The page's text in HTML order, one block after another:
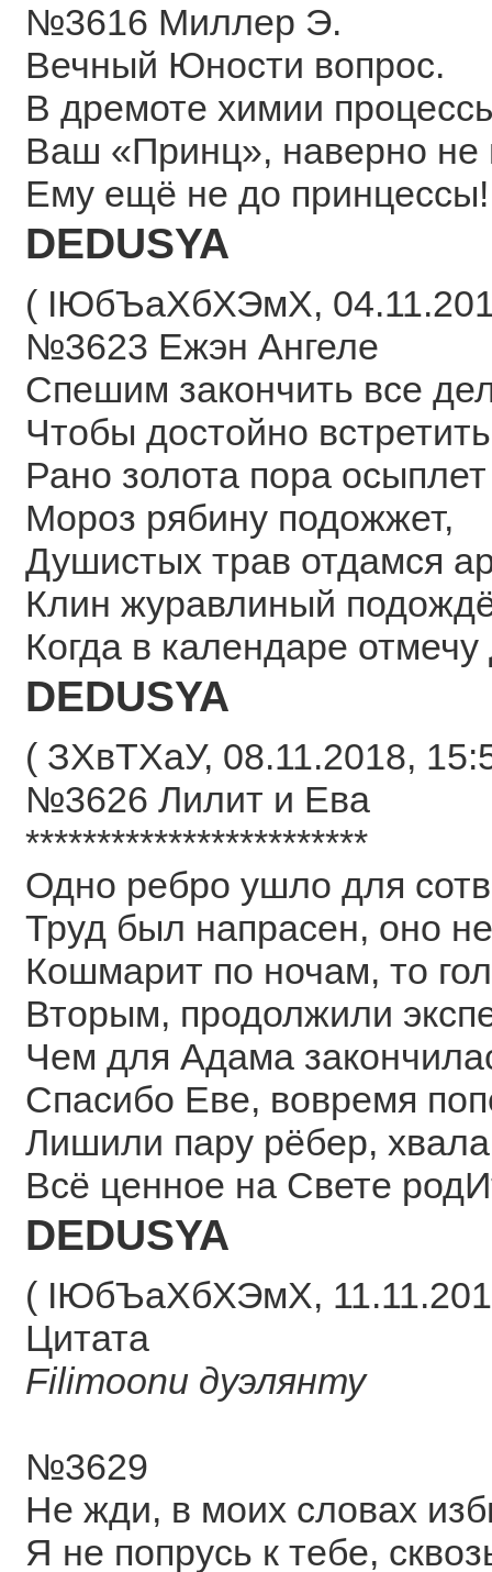
№3616 Миллер Э.
Вечный Юности вопрос.
В дремоте химии
Ваш «Принц», наверно не
Ему ещё не до принцессы!
DEDUSYA
( ІЮбЪаХбХЭмХ,
№3623 Ежэн Ангеле
Спешим закончить все
Чтобы достойно
Рано золота пора
Мороз рябину подожжет,
Душистых трав отдамся
Клин журавлиный
Когда в календаре отмечу
DEDUSYA
( ЗХвТХаУ, 08.11.2018,
№3626 Лилит и Ева
************************
Одно ребро ушло для
Труд был напрасен, оно
Кошмарит по ночам, то
Вторым, продолжили
Чем для Адама
Спасибо Еве, вовремя
Лишили пару рёбер,
Всё ценное на Свете
DEDUSYA
( ІЮбЪаХбХЭмХ,
Цитата
Filimoonu дуэлянту
№3629
Не жди, в моих словах
Я не попрусь к тебе,